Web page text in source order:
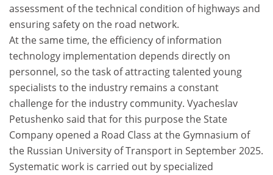
assessment of the technical condition of highways and
ensuring safety on the road network.
At the same time, the efficiency of information
technology implementation depends directly on
personnel, so the task of attracting talented young
specialists to the industry remains a constant
challenge for the industry community. Vyacheslav
Petushenko said that for this purpose the State
Company opened a Road Class at the Gymnasium of
the Russian University of Transport in September 2025.
Systematic work is carried out by specialized